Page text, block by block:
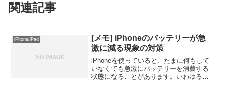
関連記事
iPhone/iPad
[メモ] iPhoneのバッテリーが急
激に減る現象の対策
iPhoneを使っていると、たまに何もして
いなくても急激にバッテリーを消費する
状態になることがあります。いわゆる